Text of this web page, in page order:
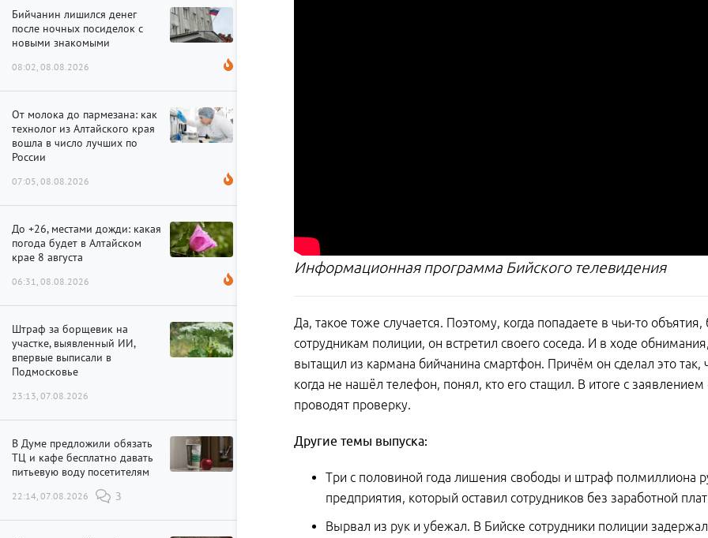
Бийчанин лишился денег
после ночных посиделок с
новыми знакомыми
08:02, 08.08.2026
От молока до пармезана: как
технолог из Алтайского края
вошла в число лучших по
России
07:05, 08.08.2026
До +26, местами дожди: какая
погода будет в Алтайском
крае 8 августа
06:31, 08.08.2026
Штраф за борщевик на
участке, выявленный ИИ,
впервые выписали в
Подмосковье
23:13, 07.08.2026
В Думе предложили обязать
ТЦ и кафе бесплатно давать
питьевую воду посетителям
22:14, 07.08.2026 3
Информационная программа Бийского телевидения
Да, такое тоже случается. Поэтому, когда попадаете в чьи-то
сотрудникам полиции, он встретил своего соседа. И в ходе
вытащил из кармана бийчанина смартфон. Причём он сделал это так,
когда не нашёл телефон, понял, кто его стащил. В итоге с
проводят проверку.
Другие темы выпуска:
Три с половиной года лишения свободы и штраф полмиллиона
предприятия, который оставил сотрудников без заработной
Вырвал из рук и убежал. В Бийске сотрудники полиции